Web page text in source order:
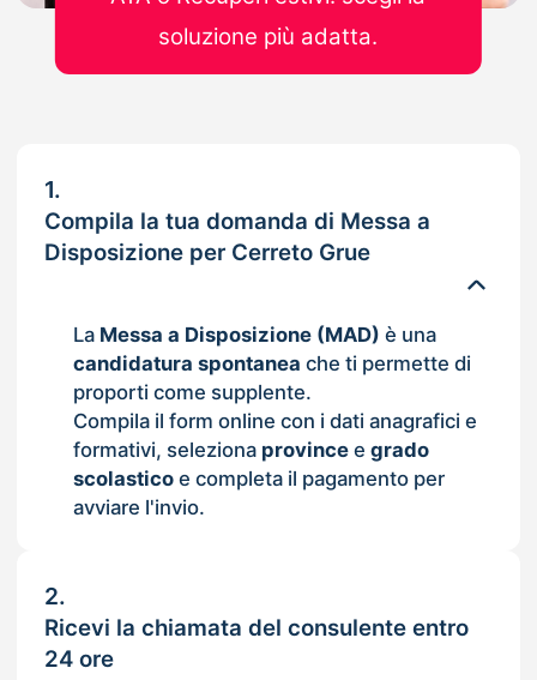
1.
Compila la tua domanda di Messa a
Disposizione per Cerreto Grue
La Messa a Disposizione (MAD) è una
candidatura spontanea che ti permette di
proporti come supplente.
Compila il form online con i dati anagrafici e
formativi, seleziona provincee grado
scolasticoe completa il pagamento per
avviare l'invio.
2.
Ricevi la chiamata del consulente entro
24 ore
soluzione più adatta.